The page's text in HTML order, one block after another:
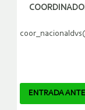
ENTRADA